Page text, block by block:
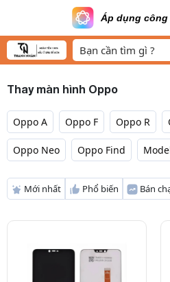
Áp dụng
Thay màn hình Oppo
Oppo A Oppo F Oppo R
Oppo Neo Oppo Find
Mới nhất Phổ biến Bán